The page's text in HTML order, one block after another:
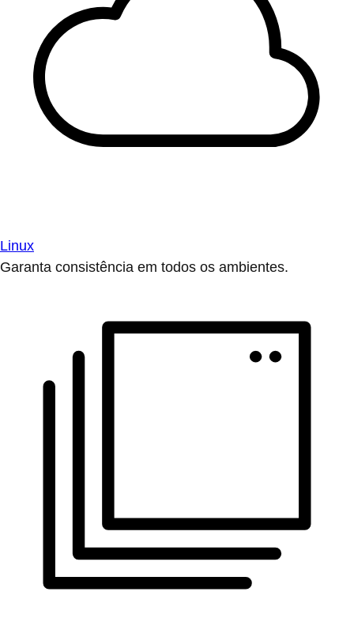
Linux
Garanta consistência em todos os ambientes.